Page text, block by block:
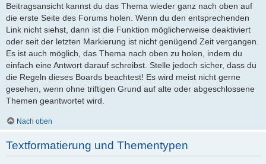
Beitragsansicht kannst du das Thema wieder ganz nach oben auf
die erste Seite des Forums holen. Wenn du den entsprechenden
Link nicht siehst, dann ist die Funktion möglicherweise deaktiviert
oder seit der letzten Markierung ist nicht genügend Zeit vergangen.
Es ist auch möglich, das Thema nach oben zu holen, indem du
einfach eine Antwort darauf schreibst. Stelle jedoch sicher, dass du
die Regeln dieses Boards beachtest! Es wird meist nicht gerne
gesehen, wenn ohne triftigen Grund auf alte oder abgeschlossene
Themen geantwortet wird.
Nach oben
Textformatierung und Thementypen